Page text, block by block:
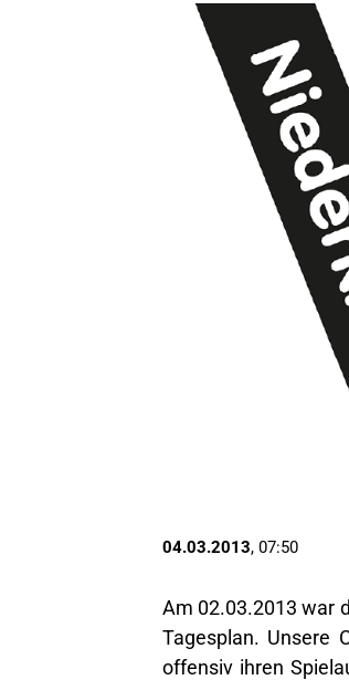
04.03.2013, 07:50
Am 02.03.2013 war
Tagesplan. Unsere
offensiv ihren